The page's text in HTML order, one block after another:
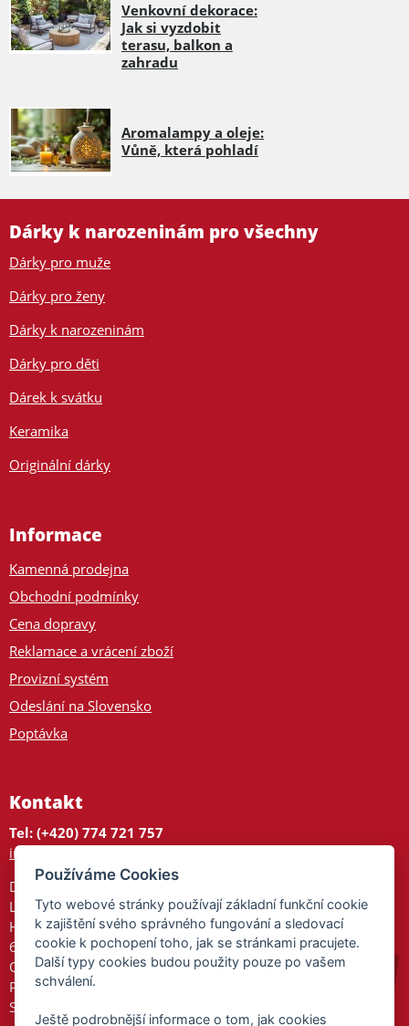
Venkovní dekorace:
Jak si vyzdobit
terasu, balkon a
zahradu
Aromalampy a oleje:
Vůně, která pohladí
Dárky k narozeninám pro všechny
Dárky pro muže
Dárky pro ženy
Dárky k narozeninám
Dárky pro děti
Dárek k svátku
Keramika
Originální dárky
Informace
Kamenná prodejna
Obchodní podmínky
Cena dopravy
Reklamace a vrácení zboží
Provizní systém
Odeslání na Slovensko
Poptávka
Kontakt
Tel: (+420) 774 721 757
info@tajnedarky.cz
Dárkové centrum
Legionářů 2
Hodonín
695 01
Otevřeno:
Po-Pá 9-17
So 9-11:30
Používáme Cookies
Tyto webové stránky používají základní funkční cookie
k zajištění svého správného fungování a sledovací
cookie k pochopení toho, jak se stránkami pracujete.
Další typy cookies budou použity pouze po vašem
schválení.
Ještě podrobnější informace o tom, jak cookies